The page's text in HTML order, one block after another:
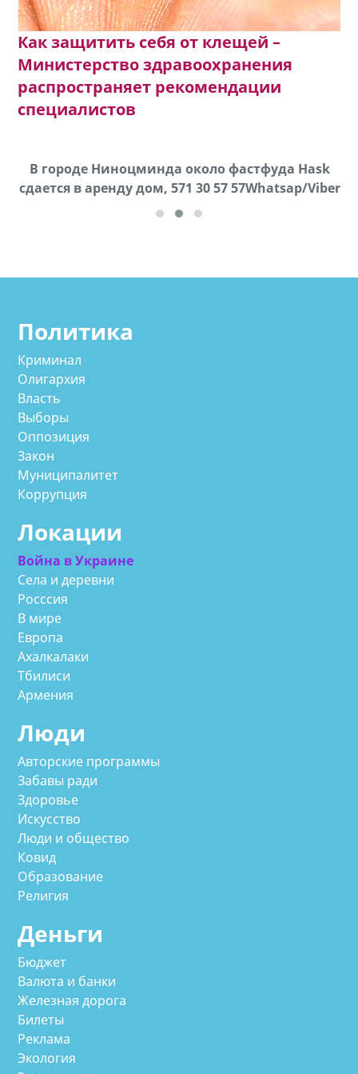
Как защитить себя от клещей –
Министерство здравоохранения
распространяет рекомендации
специалистов
В городе Ниноцминда около фастфуда Hask
cдается в аренду дом, 571 30 57 57Whatsap/Viber
Политика
Криминал
Олигархия
Власть
Выборы
Оппозиция
Закон
Муниципалитет
Коррупция
Локации
Война в Украине
Села и деревни
Росссия
В мире
Европа
Ахалкалаки
Тбилиси
Армения
Люди
Авторские программы
Забавы ради
Здоровье
Искусство
Люди и общество
Ковид
Образование
Религия
Деньги
Бюджет
Валюта и банки
Железная дорога
Билеты
Реклама
Экология